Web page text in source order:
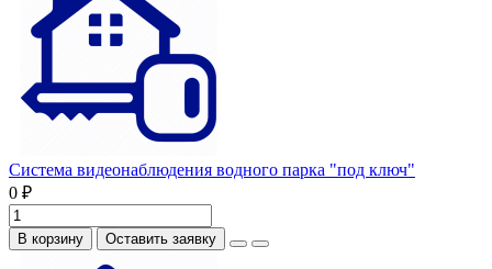
Система видеонаблюдения водного парка "под ключ"
0 ₽
В корзину Оставить заявку